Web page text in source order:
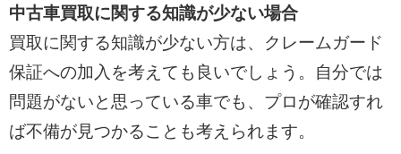
中古車買取に関する知識が少ない場合
買取に関する知識が少ない方は、クレームガード
保証への加入を考えても良いでしょう。自分では
問題がないと思っている車でも、プロが確認すれ
ば不備が見つかることも考えられます。